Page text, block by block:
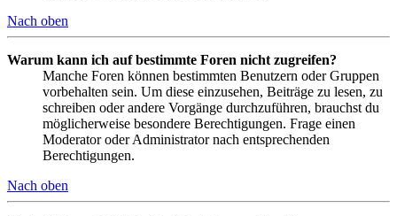
Nach oben
Warum kann ich auf bestimmte Foren nicht zugreifen?
Manche Foren können bestimmten Benutzern oder Gruppen
vorbehalten sein. Um diese einzusehen, Beiträge zu lesen, zu
schreiben oder andere Vorgänge durchzuführen, brauchst du
möglicherweise besondere Berechtigungen. Frage einen
Moderator oder Administrator nach entsprechenden
Berechtigungen.
Nach oben